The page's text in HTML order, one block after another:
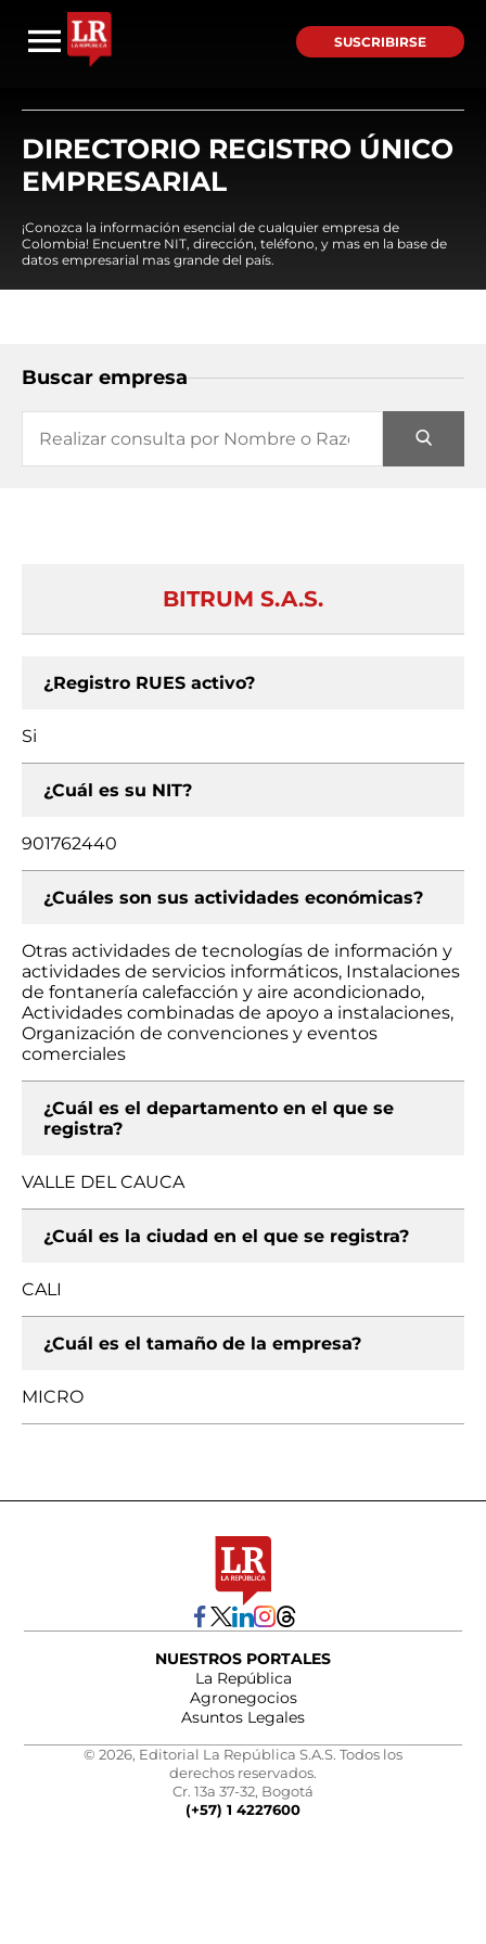
SUSCRIBIRSE
DIRECTORIO REGISTRO ÚNICO
EMPRESARIAL
¡Conozca la información esencial de cualquier empresa de
Colombia! Encuentre NIT, dirección, teléfono, y mas en la base de
datos empresarial mas grande del país.
Buscar empresa
BITRUM S.A.S.
¿Registro RUES activo?
Si
¿Cuál es su NIT?
901762440
¿Cuáles son sus actividades económicas?
Otras actividades de tecnologías de información y
actividades de servicios informáticos, Instalaciones
de fontanería calefacción y aire acondicionado,
Actividades combinadas de apoyo a instalaciones,
Organización de convenciones y eventos
comerciales
¿Cuál es el departamento en el que se
registra?
VALLE DEL CAUCA
¿Cuál es la ciudad en el que se registra?
CALI
¿Cuál es el tamaño de la empresa?
MICRO
NUESTROS PORTALES
La República
Agronegocios
Asuntos Legales
© 2026, Editorial La República S.A.S. Todos los
derechos reservados.
Cr. 13a 37-32, Bogotá
(+57) 1 4227600